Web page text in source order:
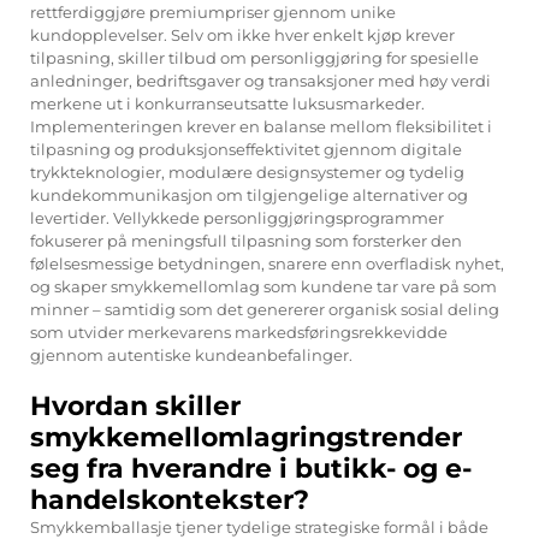
rettferdiggjøre premiumpriser gjennom unike
kundopplevelser. Selv om ikke hver enkelt kjøp krever
tilpasning, skiller tilbud om personliggjøring for spesielle
anledninger, bedriftsgaver og transaksjoner med høy verdi
merkene ut i konkurranseutsatte luksusmarkeder.
Implementeringen krever en balanse mellom fleksibilitet i
tilpasning og produksjonseffektivitet gjennom digitale
trykkteknologier, modulære designsystemer og tydelig
kundekommunikasjon om tilgjengelige alternativer og
levertider. Vellykkede personliggjøringsprogrammer
fokuserer på meningsfull tilpasning som forsterker den
følelsesmessige betydningen, snarere enn overfladisk nyhet,
og skaper smykkemellomlag som kundene tar vare på som
minner – samtidig som det genererer organisk sosial deling
som utvider merkevarens markedsføringsrekkevidde
gjennom autentiske kundeanbefalinger.
Hvordan skiller
smykkemellomlagringstrender
seg fra hverandre i butikk- og e-
handelskontekster?
Smykkemballasje tjener tydelige strategiske formål i både